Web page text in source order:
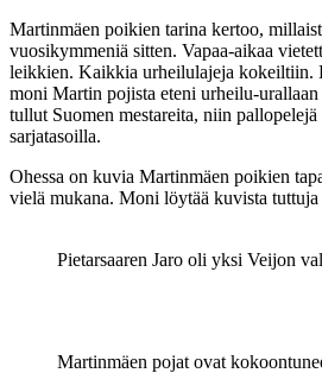
Martinmäen poikien tarina kertoo,
vuosikymmeniä sitten. Vapaa-aikaa
leikkien. Kaikkia urheilulajeja kokeiltiin.
moni Martin pojista eteni urheilu-
tullut Suomen mestareita, niin
sarjatasoilla.
Ohessa on kuvia Martinmäen poikien
vielä mukana. Moni löytää kuvista
Pietarsaaren Jaro oli yksi Veijon
Martinmäen pojat ovat